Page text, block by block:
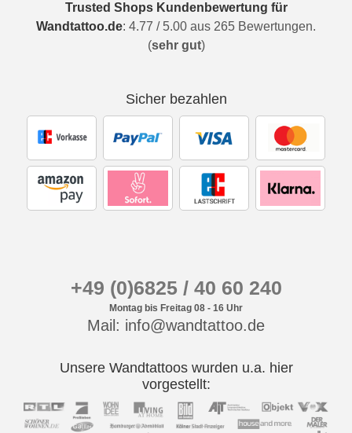
Trusted Shops Kundenbewertung für
Wandtattoo.de: 4.77 / 5.00 aus 265 Bewertungen.
(sehr gut)
Sicher bezahlen
+49 (0)6825 / 40 60 240
Montag bis Freitag 08 - 16 Uhr
Mail: info@wandtattoo.de
Unsere Wandtattoos wurden u.a. hier
vorgestellt: